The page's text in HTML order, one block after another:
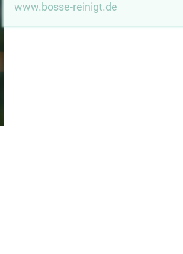
www.bosse-reinigt.de